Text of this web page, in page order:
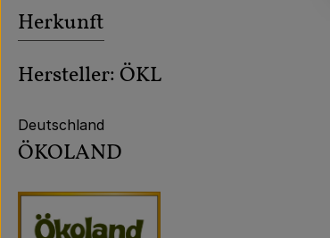
Herkunft
Hersteller: ÖKL
Deutschland
ÖKOLAND